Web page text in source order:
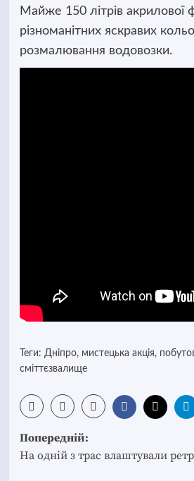
Майже 150 літрів акрилової
різноманітних яскравих
розмалювання водовозки.
Теги: Дніпро, мистецька акція,
сміттєзвалище
Post
navigation
Попередній:
На одній з трас влаштували